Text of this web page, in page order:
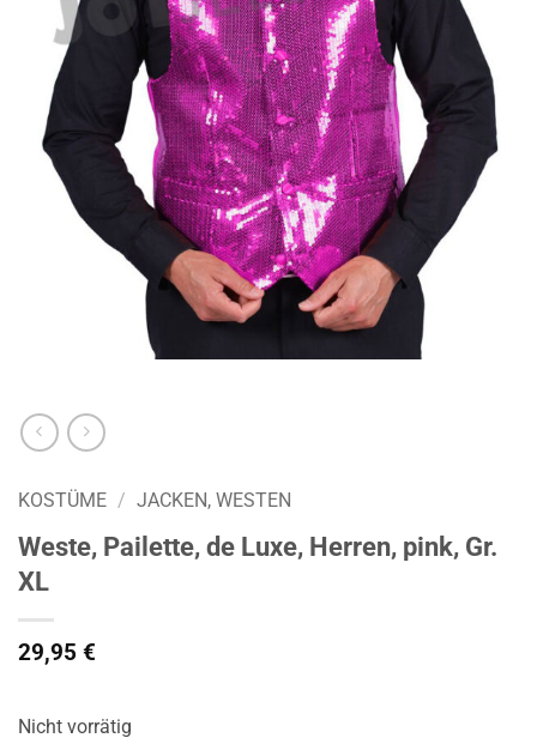
KOSTÜME / JACKEN, WESTEN
Weste, Pailette, de Luxe, Herren, pink, Gr.
XL
29,95 €
Nicht vorrätig